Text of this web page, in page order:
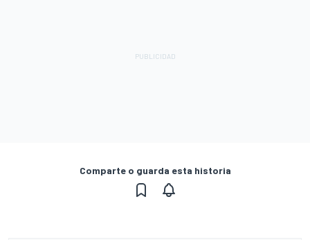
Comparte o guarda esta historia